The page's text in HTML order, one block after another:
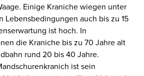
Einige Kraniche wiegen unter
Lebensbedingungen auch bis zu 15
ist hoch. In
die Kraniche bis zu 70 Jahre alt
rund 20 bis 40 Jahre.
ist sein